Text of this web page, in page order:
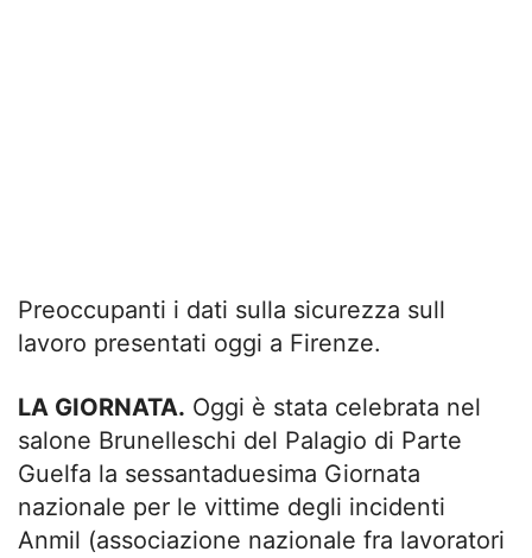
Preoccupanti i dati sulla sicurezza sull
lavoro presentati oggi a Firenze.
LA GIORNATA. Oggi è stata celebrata nel
salone Brunelleschi del Palagio di Parte
Guelfa la sessantaduesima Giornata
nazionale per le vittime degli incidenti
Anmil (associazione nazionale fra lavoratori